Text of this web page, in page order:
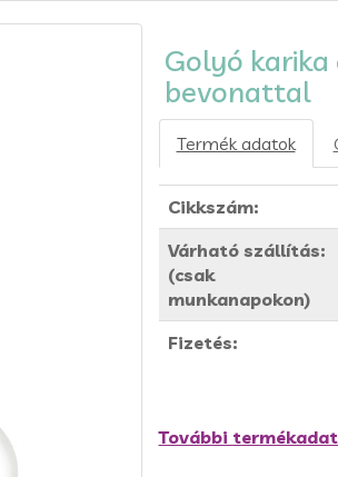
Golyó
bevonattal
Termék adatok
Cikkszám:
Várható szállítás:
(csak
munkanapokon)
Fizetés:
További